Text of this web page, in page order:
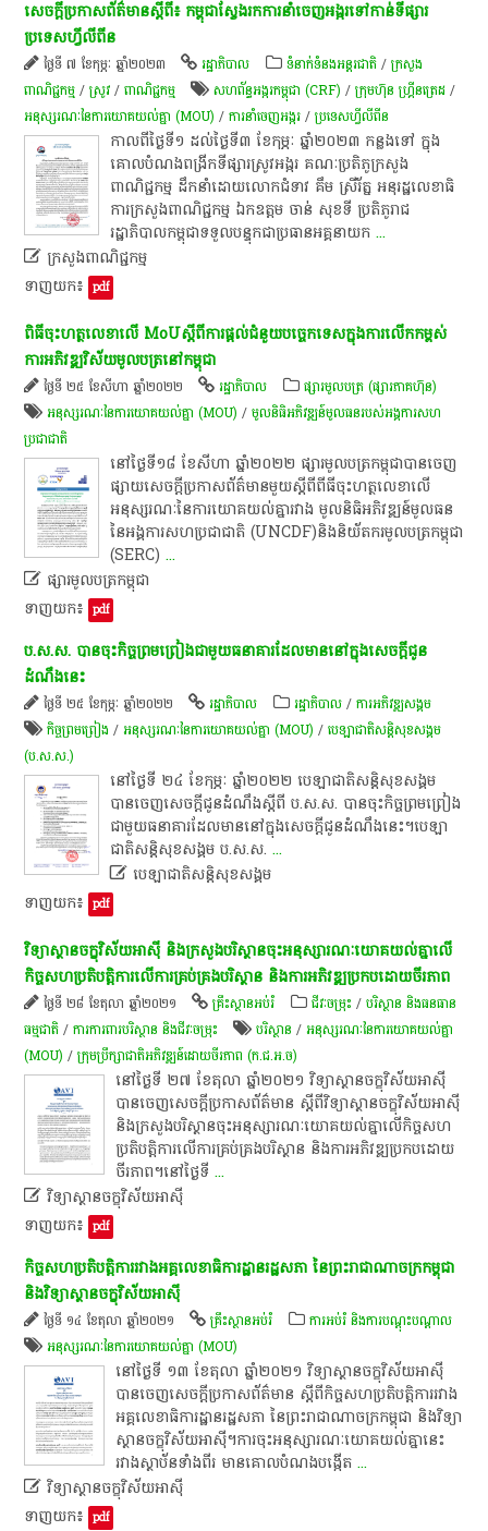
សេចក្តី​ប្រកាស​ព័ត៌មាន​ស្តី​ពី​៖​ កម្ពុជា​ស្វែងរក​ការ​នាំ​ចេញ​អង្ករ​ទៅ​កាន់​ទីផ្សារ​
ប្រទេស​ហ្វី​លី​ពី​ន​
ថ្ងៃទី ៧ ខែកុម្ភៈ ឆ្នាំ២០២៣ រដ្ឋាភិបាល ទំនាក់ទំនងអន្តរជាតិ /ក្រសួង
ពាណិជ្ជកម្ម /​ស្រូវ​ /ពាណិជ្ជកម្ម ​សហព័ន្ធ​អង្ករ​កម្ពុជា (CRF) /ក្រុមហ៊ុន ហ្គ្រីនត្រេដ /
អនុស្សរណៈនៃការយោគយល់គ្នា (MOU) /ការ​នាំ​ចេញ​អង្ករ /ប្រទេសហ្វីលីពីន
​កាលពី​ថ្ងៃ​ទី​១​ ដល់​ថ្ងៃ​ទី​៣​ ខែកុម្ភៈ​ ឆ្នាំ​២០២៣​ កន្លង​ទៅ​ ក្នុង​
គោលបំណង​ពង្រីក​ទីផ្សារ​ស្រូវ​អង្ករ​ គណៈប្រតិភូ​ក្រសួង
ពាណិជ្ជកម្ម​ ដឹកនាំ​ដោយ​លោក​ជំទាវ​ គឹ​ម​ ស្រី​រ័​ត្ន​ អនុរដ្ឋលេខាធិ
ការ​ក្រសួងពាណិជ្ជកម្ម​ ឯកឧត្តម​ ចាន់​ សុខ​ទី​ ប្រតិភូ​រាជ
រដ្ឋាភិបាល​កម្ពុជា​ទទួល​បន្ទុក​ជា​ប្រធាន​អគ្គនាយក ...
 ក្រសួងពាណិជ្ជកម្ម​
ទាញយក៖ pdf
ពិធី​ចុះហត្ថលេខា​លើ​ MoU​ស្តី​ពី​ការ​ផ្តល់​ជំនួយ​បច្ចេកទេស​ក្នុង​ការ​លើកកម្ពស់​
ការ​អភិវឌ្ឍ​វិស័យ​មូល​ប​ត្រ​នៅ​កម្ពុជា​
ថ្ងៃទី ២៥ ខែសីហា ឆ្នាំ២០២២ រដ្ឋាភិបាល
ផ្សារមូលបត្រ (ផ្សារភាគហ៊ុន)
អនុស្សរណៈនៃការយោគយល់គ្នា (MOU) /មូលនិធិអភិវឌ្ឍន៍មូលធនរបស់អង្គការសហ
ប្រជាជាតិ
​នៅ​ថ្ងៃ​ទី​១៨​ ខែសីហា​ ឆ្នាំ​២០២២​ ផ្សា​រមូល​ប​ត្រ​កម្ពុជា​បាន​ចេញ
ផ្សាយ​សេចក្តី​ប្រកាស​ព័ត៌មាន​មួយ​ស្តី​ពី​ពី​ធី​ចុះហត្ថលេខា​លើ​
អនុស្សរណៈ​នៃ​ការ​យោគយល់​គ្នា​រវាង​ មូលនិធិ​អភិវឌ្ឍន៍​មូលធន​
នៃ​អង្គការសហប្រជាជាតិ​ (UNCDF)​និង​និយ័ត​ករ​មូល​ប​ត្រ​កម្ពុជា​
(SERC)...
 ផ្សា​រមូល​ប​ត្រ​កម្ពុជា
ទាញយក៖ pdf
ប​.​ស​.​ស​.​ បាន​ចុះ​កិច្ចព្រមព្រៀង​ជាមួយ​ធនាគារ​ដែល​មាននៅ​ក្នុង​សេចក្តីជូន
ដំណឹង​នេះ​
ថ្ងៃទី ២៥ ខែកុម្ភៈ ឆ្នាំ២០២២ រដ្ឋាភិបាល រដ្ឋាភិបាល /ការ​អភិវឌ្ឍ​សង្គម
កិច្ចព្រមព្រៀង /អនុស្សរណៈនៃការយោគយល់គ្នា (MOU) /​បេឡា​ជាតិ​​សន្តិសុខ​សង្គម​
(ប.ស.ស.)
​នៅ​ថ្ងៃ​ទី​ ២៤​ ខែកុម្ភៈ​ ឆ្នាំ​២០២២​ បេឡា​ជាតិ​សន្តិសុខ​សង្គម​
បាន​ចេញ​សេចក្តីជូនដំណឹង​ស្តី​ពី​ ប​.​ស​.​ស​.​ បាន​ចុះ​កិច្ចព្រមព្រៀង​
ជាមួយ​ធនាគារ​ដែល​មាននៅ​ក្នុង​សេចក្តីជូនដំណឹង​នេះ​។​​បេឡា​
ជាតិ​សន្តិសុខ​សង្គម​ ប​.​ស​.​ស​. ...
បេឡាជាតិសន្តិសុខសង្គម
ទាញយក៖ pdf
វិទ្យាស្ថាន​ចក្ខុវិស័យ​អាស៊ី​ និង​ក្រសួងបរិស្ថាន​ចុះ​អនុស្សា​រណៈ​យោគយល់​គ្នា​លើ​
កិច្ច​សហប្រតិបត្តិការ​លើ​ការ​គ្រប់គ្រង​បរិស្ថាន​ និង​ការ​អភិវឌ្ឍ​ប្រកបដោយ​ចីរភាព​
ថ្ងៃទី ២៨ ខែតុលា ឆ្នាំ២០២១ គ្រឹះ​ស្ថាន​អប់រំ​ ជីវៈចម្រុះ /បរិស្ថាន និងធនធាន
ធម្មជាតិ /ការការពារបរិស្ថាន និងជីវៈចម្រុះ ​បរិស្ថាន /អនុស្សរណៈនៃការយោគយល់គ្នា
(MOU) /ក្រុមប្រឹក្សាជាតិអភិវឌ្ឍន៍ដោយចីរភាព (ក.ជ.អ.ច)
​នៅ​ថ្ងៃ​ទី​ ២៧​ ខែតុលា​ ឆ្នាំ​២០២១​ វិទ្យាស្ថាន​ចក្ខុវិស័យ​អាស៊ី​
បាន​ចេញ​សេចក្តី​ប្រកាស​ព័ត៌មាន​ ស្តី​ពី​វិទ្យាស្ថាន​ចក្ខុវិស័យ​អាស៊ី​
និង​ក្រសួងបរិស្ថាន​ចុះ​អនុស្សា​រណៈ​យោគយល់​គ្នា​លើ​កិច្ច​សហ
ប្រតិបត្តិការ​លើ​ការ​គ្រប់គ្រង​បរិស្ថាន​ និង​ការ​អភិវឌ្ឍ​ប្រកបដោយ​
ចីរភាព​។​​នៅ​ថ្ងៃ​ទី...
 វិទ្យាស្ថានចក្ខុវិស័យអាស៊ី
ទាញយក៖ pdf
កិច្ច​សហប្រតិបត្តិការ​រវាង​អគ្គលេខាធិការដ្ឋាន​រដ្ឋសភា​ នៃ​ព្រះរាជាណាចក្រ​កម្ពុជា​
និង​វិទ្យាស្ថាន​ចក្ខុវិស័យ​អាស៊ី
ថ្ងៃទី ១៤ ខែតុលា ឆ្នាំ២០២១ គ្រឹះ​ស្ថាន​អប់រំ​
ការអប់រំ និងការបណ្តុះបណ្តាល
អនុស្សរណៈនៃការយោគយល់គ្នា (MOU)
​នៅ​ថ្ងៃ​ទី​ ១៣​ ខែតុលា​ ឆ្នាំ​២០២១​ វិទ្យាស្ថាន​ចក្ខុវិស័យ​អាស៊ី​
បាន​ចេញ​សេចក្តី​ប្រកាស​ព័ត៌មាន​ ស្តី​ពី​កិច្ច​សហប្រតិបត្តិការ​រវាង​
អគ្គលេខាធិការដ្ឋាន​រដ្ឋសភា​ នៃ​ព្រះរាជាណាចក្រ​កម្ពុជា​ និង​វិទ្យា
ស្ថាន​ចក្ខុវិស័យ​អាស៊ី​។​ការ​ចុះ​អនុស្សា​រណៈ​យោគយល់​គ្នា​នេះ​
រវាង​ស្ថាប័ន​ទាំង​ពីរ​ មាន​គោលបំណង​បង្កើត...
 វិទ្យាស្ថានចក្ខុវិស័យអាស៊ី
ទាញយក៖ pdf